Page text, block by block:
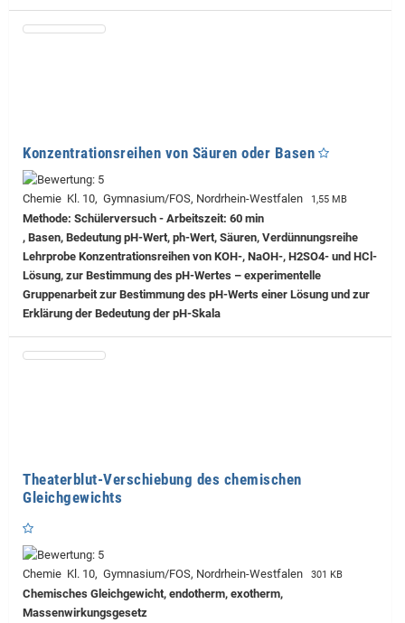
Konzentrationsreihen von Säuren oder Basen
Chemie Kl. 10, Gymnasium/FOS, Nordrhein-Westfalen 1,55 MB
Methode: Schülerversuch - Arbeitszeit: 60 min
, Basen, Bedeutung pH-Wert, ph-Wert, Säuren, Verdünnungsreihe
Lehrprobe Konzentrationsreihen von KOH-, NaOH-, H2SO4- und HCl-
Lösung, zur Bestimmung des pH-Wertes – experimentelle
Gruppenarbeit zur Bestimmung des pH-Werts einer Lösung und zur
Erklärung der Bedeutung der pH-Skala
Theaterblut-Verschiebung des chemischen
Gleichgewichts
Chemie Kl. 10, Gymnasium/FOS, Nordrhein-Westfalen 301 KB
Chemisches Gleichgewicht, endotherm, exotherm,
Massenwirkungsgesetz